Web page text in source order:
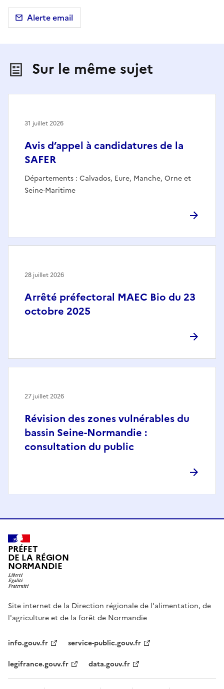
Alerte email
Sur le même sujet
Avis d’appel à candidatures de la
SAFER
Départements : Calvados, Eure, Manche, Orne et
Seine-Maritime
31 juillet 2026
Arrêté préfectoral MAEC Bio du 23
octobre 2025
28 juillet 2026
Révision des zones vulnérables du
bassin Seine-Normandie :
consultation du public
27 juillet 2026
PRÉFET
DE LA RÉGION
NORMANDIE
Site internet de la Direction régionale de l'alimentation, de
l'agriculture et de la forêt de Normandie
info.gouv.fr
service-public.gouv.fr
legifrance.gouv.fr
data.gouv.fr